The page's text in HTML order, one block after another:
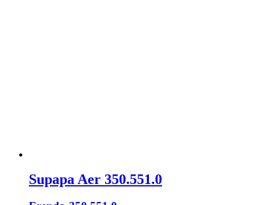
Supapa Aer 350.551.0